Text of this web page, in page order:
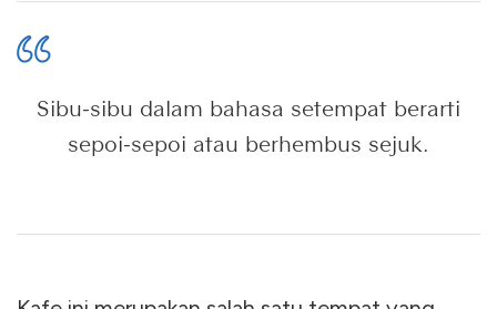
Sibu-sibu dalam bahasa setempat berarti
sepoi-sepoi atau berhembus sejuk.